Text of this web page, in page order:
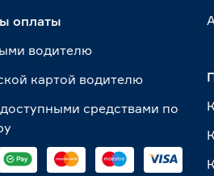
оплаты
водителю
картой водителю
средствами по